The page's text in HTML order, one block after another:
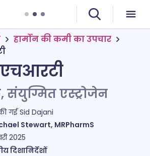
हार्मोन की कमी का उपचार
एचआरटी
संयुग्मित एस्ट्रोजेन
की गईSid Dajani
Stewart, MRPharmS
2025
दिशानिर्देशों